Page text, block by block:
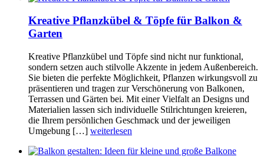
Kreative Pflanzkübel & Töpfe für Balkon &
Garten
Kreative Pflanzkübel und Töpfe sind nicht nur funktional,
sondern setzen auch stilvolle Akzente in jedem Außenbereich.
Sie bieten die perfekte Möglichkeit, Pflanzen wirkungsvoll zu
präsentieren und tragen zur Verschönerung von Balkonen,
Terrassen und Gärten bei. Mit einer Vielfalt an Designs und
Materialien lassen sich individuelle Stilrichtungen kreieren,
die Ihrem persönlichen Geschmack und der jeweiligen
Umgebung […] weiterlesen